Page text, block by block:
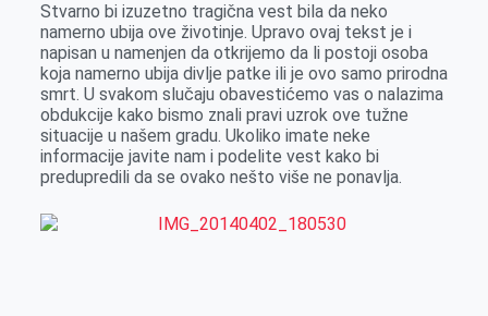
Stvarno bi izuzetno tragična vest bila da neko
namerno ubija ove životinje. Upravo ovaj tekst je i
napisan u namenjen da otkrijemo da li postoji osoba
koja namerno ubija divlje patke ili je ovo samo prirodna
smrt. U svakom slučaju obavestićemo vas o nalazima
obdukcije kako bismo znali pravi uzrok ove tužne
situacije u našem gradu. Ukoliko imate neke
informacije javite nam i podelite vest kako bi
predupredili da se ovako nešto više ne ponavlja.